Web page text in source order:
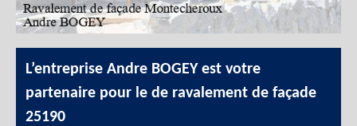
L’entreprise Andre BOGEY est votre
partenaire pour le de ravalement de façade
25190